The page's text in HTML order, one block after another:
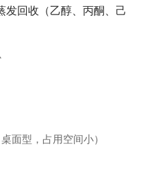
发回收（乙醇、丙酮、己
面型，占用空间小）